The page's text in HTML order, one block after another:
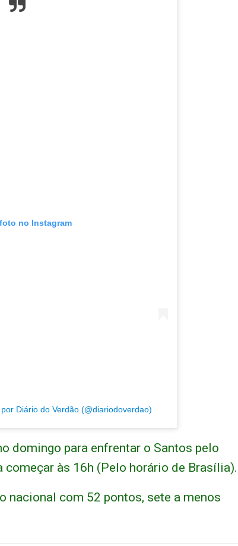
no Instagram
Diário do Verdão (@diariodoverdao)
domingo para enfrentar o Santos pelo
começar às 16h (Pelo horário de Brasília).
nacional com 52 pontos, sete a menos